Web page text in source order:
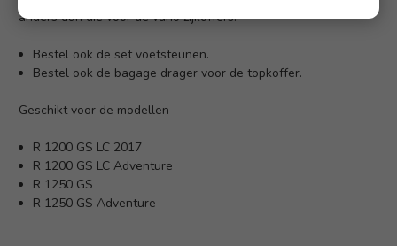
anders dan die voor de vario zijkoffers.
Bestel ook de set voetsteunen.
Bestel ook de bagage drager voor de topkoffer.
Geschikt voor de modellen
R 1200 GS LC 2017
R 1200 GS LC Adventure
R 1250 GS
R 1250 GS Adventure